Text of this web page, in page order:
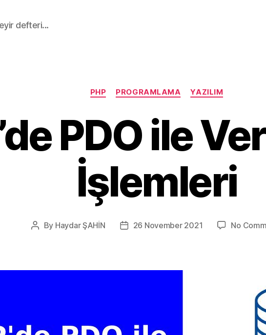
defteri...
Categories
PHP PROGRAMLAMA YAZILIM
PDO ile
İşlemleri
Post
By Haydar ŞAHİN
Post26 November 2021 No